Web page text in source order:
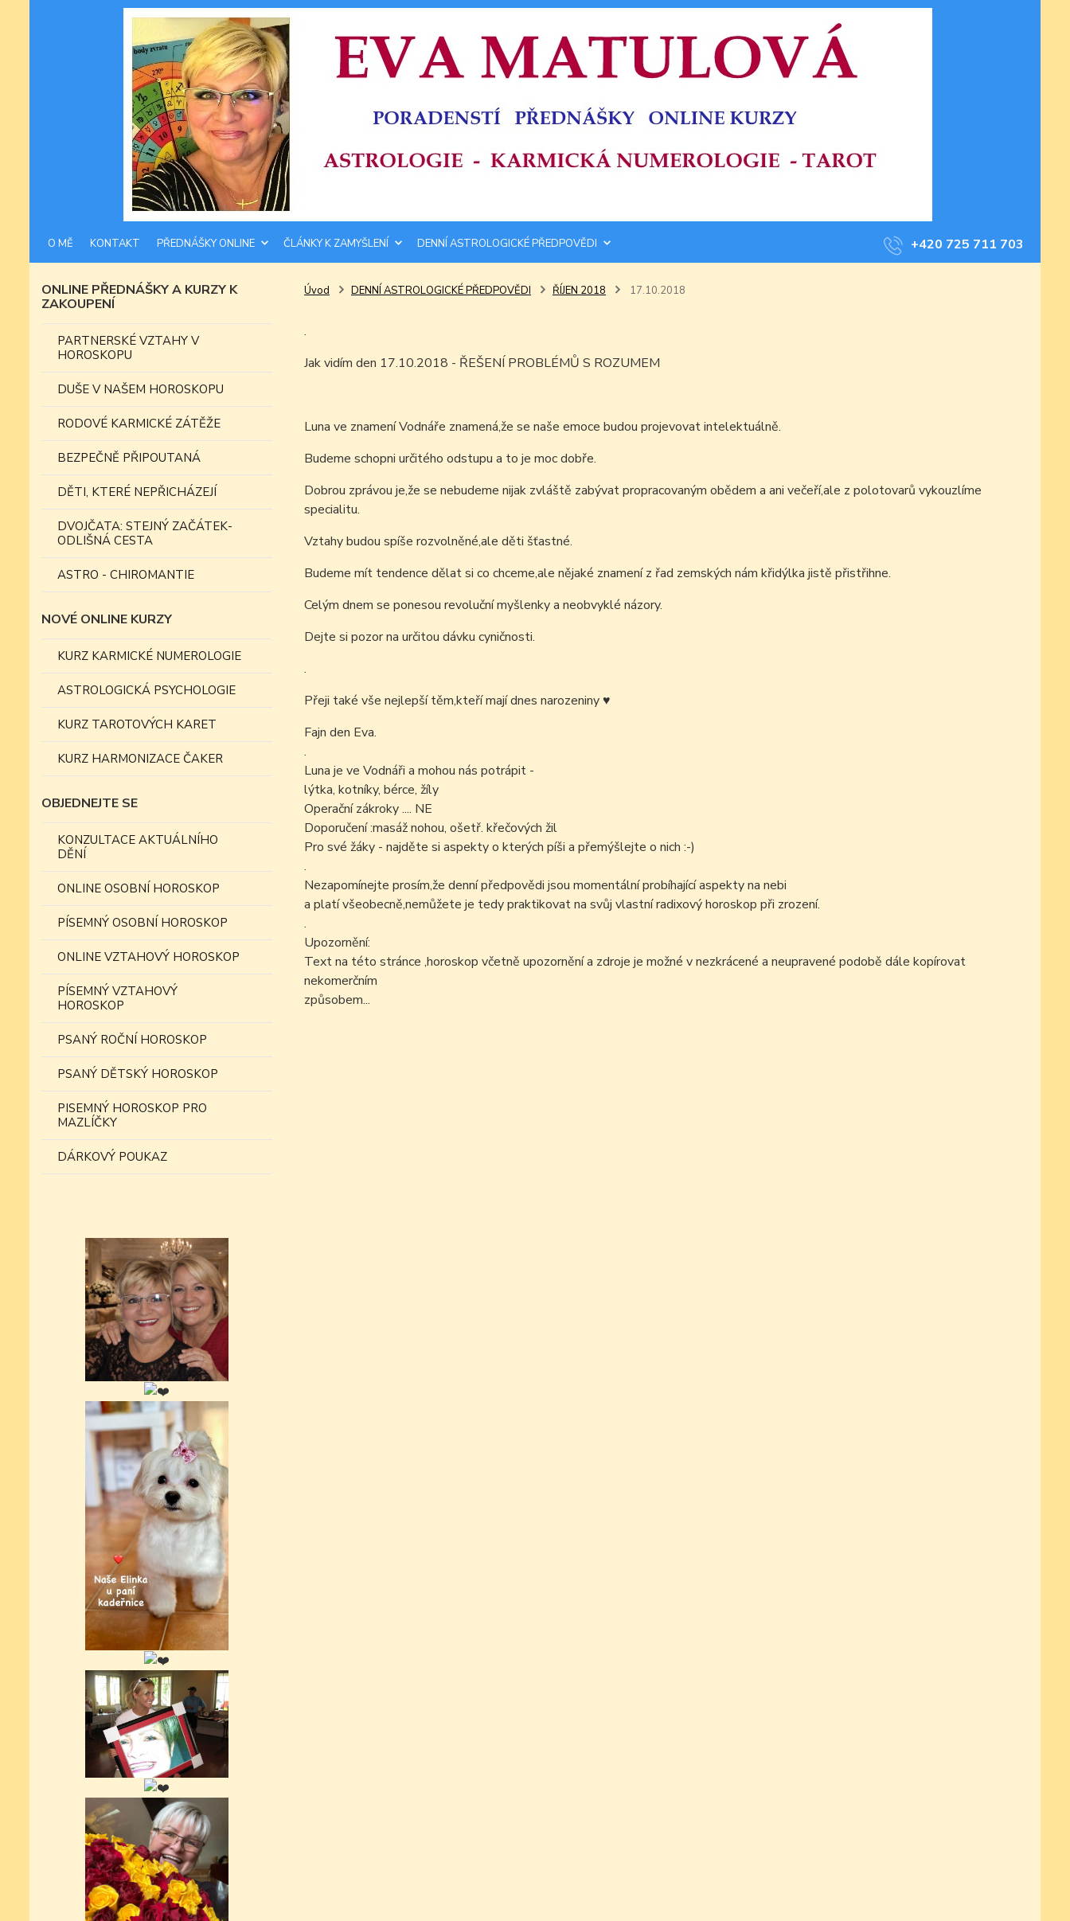
O MĚ KONTAKT PŘEDNÁŠKY ONLINE ČLÁNKY K ZAMYŠLENÍ DENNÍ ASTROLOGICKÉ PŘEDPOVĚDI +420 725 711 703
ONLINE PŘEDNÁŠKY A KURZY K
ZAKOUPENÍ
PARTNERSKÉ VZTAHY V
HOROSKOPU
DUŠE V NAŠEM HOROSKOPU
RODOVÉ KARMICKÉ ZÁTĚŽE
BEZPEČNĚ PŘIPOUTANÁ
DĚTI, KTERÉ NEPŘICHÁZEJÍ
DVOJČATA: STEJNÝ ZAČÁTEK-
ODLIŠNÁ CESTA
ASTRO - CHIROMANTIE
NOVÉ ONLINE KURZY
KURZ KARMICKÉ NUMEROLOGIE
ASTROLOGICKÁ PSYCHOLOGIE
KURZ TAROTOVÝCH KARET
KURZ HARMONIZACE ČAKER
OBJEDNEJTE SE
KONZULTACE AKTUÁLNÍHO
DĚNÍ
ONLINE OSOBNÍ HOROSKOP
PÍSEMNÝ OSOBNÍ HOROSKOP
ONLINE VZTAHOVÝ HOROSKOP
PÍSEMNÝ VZTAHOVÝ
HOROSKOP
PSANÝ ROČNÍ HOROSKOP
PSANÝ DĚTSKÝ HOROSKOP
PISEMNÝ HOROSKOP PRO
MAZLÍČKY
DÁRKOVÝ POUKAZ
Úvod DENNÍ ASTROLOGICKÉ PŘEDPOVĚDI ŘÍJEN 2018 17.10.2018
.
Jak vidím den 17.10.2018 - ŘEŠENÍ PROBLÉMŮ S ROZUMEM
Luna ve znamení Vodnáře znamená,že se naše emoce budou projevovat intelektuálně.
Budeme schopni určitého odstupu a to je moc dobře.
Dobrou zprávou je,že se nebudeme nijak zvláště zabývat propracovaným obědem a ani večeří,ale z polotovarů vykouzlíme
specialitu.
Vztahy budou spíše rozvolněné,ale děti šťastné.
Budeme mít tendence dělat si co chceme,ale nějaké znamení z řad zemských nám křidýlka jistě přistřihne.
Celým dnem se ponesou revoluční myšlenky a neobvyklé názory.
Dejte si pozor na určitou dávku cyničnosti.
.
Přeji také vše nejlepší těm,kteří mají dnes narozeniny♥
Fajn den Eva.
.
Luna je ve Vodnáři a mohou nás potrápit -
lýtka, kotníky, bérce, žíly
Operační zákroky .... NE
Doporučení :masáž nohou, ošetř. křečových žil
Pro své žáky - najděte si aspekty o kterých píši a přemýšlejte o nich :-)
.
Nezapomínejte prosím,že denní předpovědi jsou momentální probíhající aspekty na nebi
a platí všeobecně,nemůžete je tedy praktikovat na svůj vlastní radixový horoskop při zrození.
.
Upozornění:
Text na této stránce ,horoskop včetně upozornění a zdroje je možné v nezkrácené a neupravené podobě dále kopírovat
nekomerčním
způsobem...